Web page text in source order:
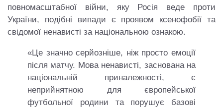
повномасштабної війни, яку Росія веде проти
України, подібні випади є проявом ксенофобії та
свідомої ненависті за національною ознакою.
«Це значно серйозніше, ніж просто емоції
після матчу. Мова ненависті, заснована на
національній приналежності, є
неприйнятною для європейської
футбольної родини та порушує базові